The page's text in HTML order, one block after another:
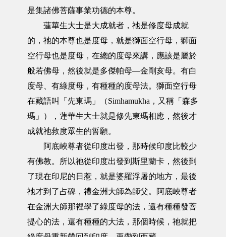
是集諸佛菩薩事業功德的本尊。
蓮華生大士是大成就者，祂是修度母成就
的，祂的本尊也是度母，就是獅面空行母，獅面
空行母也是度母，在總的度母來講，應該是屬於
般若佛母，然後就是多傑帕母—金剛亥母。有白
度母、有綠度母，有種種的度母法。獅面空行母
在藏語叫「先東瑪」（Simhamukha，又稱「森多
瑪」），蓮華生大士就是修先東瑪相應，然後才
成就祂救度眾生的誓願。
阿底峽尊者從印度出發，那時候印度比較少
有佛教。所以祂從印度出發到斯里蘭卡，然後到
了現在印尼的日惹，就是婆羅浮屠的地方，最後
祂才到了占碑，禮金洲大師為師父。阿底峽尊者
在金洲大師那裡學了綠度母的法，還有種種發菩
提心的法，還有種種的大法，那個時候，祂就把